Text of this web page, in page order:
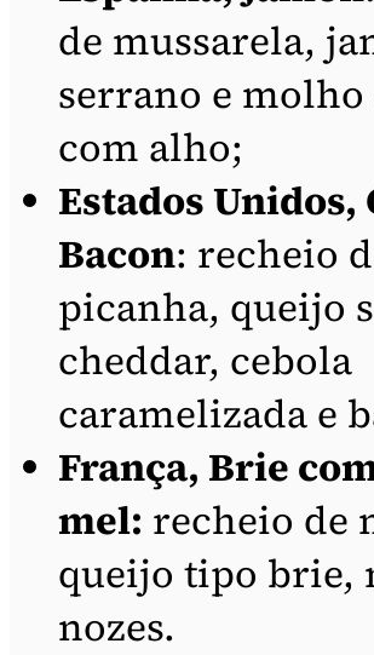
de mussarela,
serrano e
com alho;
Estados Unidos,
Bacon: recheio
picanha, queijo
cheddar, cebola
caramelizada e
França, Brie
mel: recheio de
queijo tipo brie,
nozes.